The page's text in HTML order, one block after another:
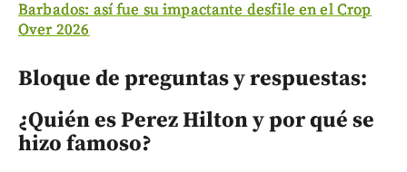
Barbados: así fue su impactante desfile en el Crop
Over 2026
Bloque de preguntas y respuestas:
¿Quién es Perez Hilton y por qué se
hizo famoso?